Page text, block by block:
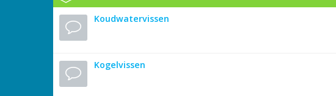
Koudwatervissen
Kogelvissen